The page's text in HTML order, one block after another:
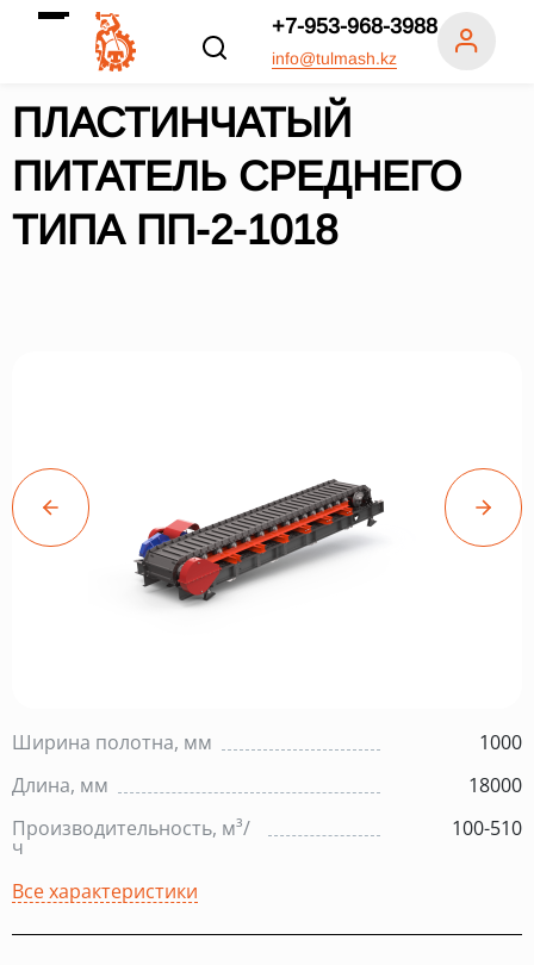
+7-953-968-3988
info@tulmash.kz
ПЛАСТИНЧАТЫЙ
ПИТАТЕЛЬ СРЕДНЕГО
ТИПА ПП-2-1018
Ширина полотна, мм
1000
Длина, мм
18000
Производительность, м³/
ч
100-510
Все характеристики